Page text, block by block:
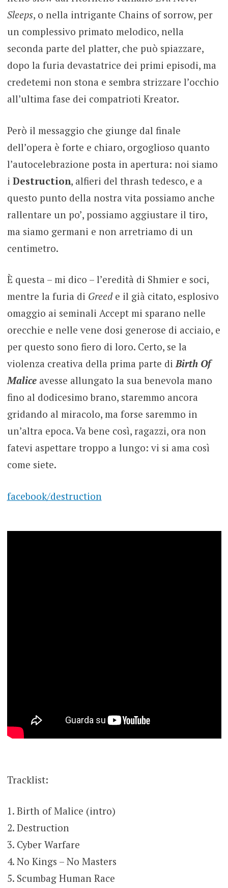
Sleeps, o nella intrigante Chains of sorrow, per
un complessivo primato melodico, nella
seconda parte del platter, che può spiazzare,
dopo la furia devastatrice dei primi episodi, ma
credetemi non stona e sembra strizzare l’occhio
all’ultima fase dei compatrioti Kreator.
Però il messaggio che giunge dal finale
dell’opera è forte e chiaro, orgoglioso quanto
l’autocelebrazione posta in apertura: noi siamo
i Destruction, alfieri del thrash tedesco, e a
questo punto della nostra vita possiamo anche
rallentare un po’, possiamo aggiustare il tiro,
ma siamo germani e non arretriamo di un
centimetro.
È questa – mi dico – l’eredità di Shmier e soci,
mentre la furia di Greede il già citato, esplosivo
omaggio ai seminali Accept mi sparano nelle
orecchie e nelle vene dosi generose di acciaio, e
per questo sono fiero di loro. Certo, se la
violenza creativa della prima parte diBirth Of
Maliceavesse allungato la sua benevola mano
fino al dodicesimo brano, staremmo ancora
gridando al miracolo, ma forse saremmo in
un’altra epoca. Va bene così, ragazzi, ora non
fatevi aspettare troppo a lungo: vi si ama così
come siete.
facebook/destruction
Tracklist:
1. Birth of Malice (intro)
2. Destruction
3. Cyber Warfare
4. No Kings – No Masters
5. Scumbag Human Race